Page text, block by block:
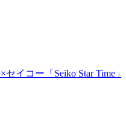
セイコー「Seiko Star